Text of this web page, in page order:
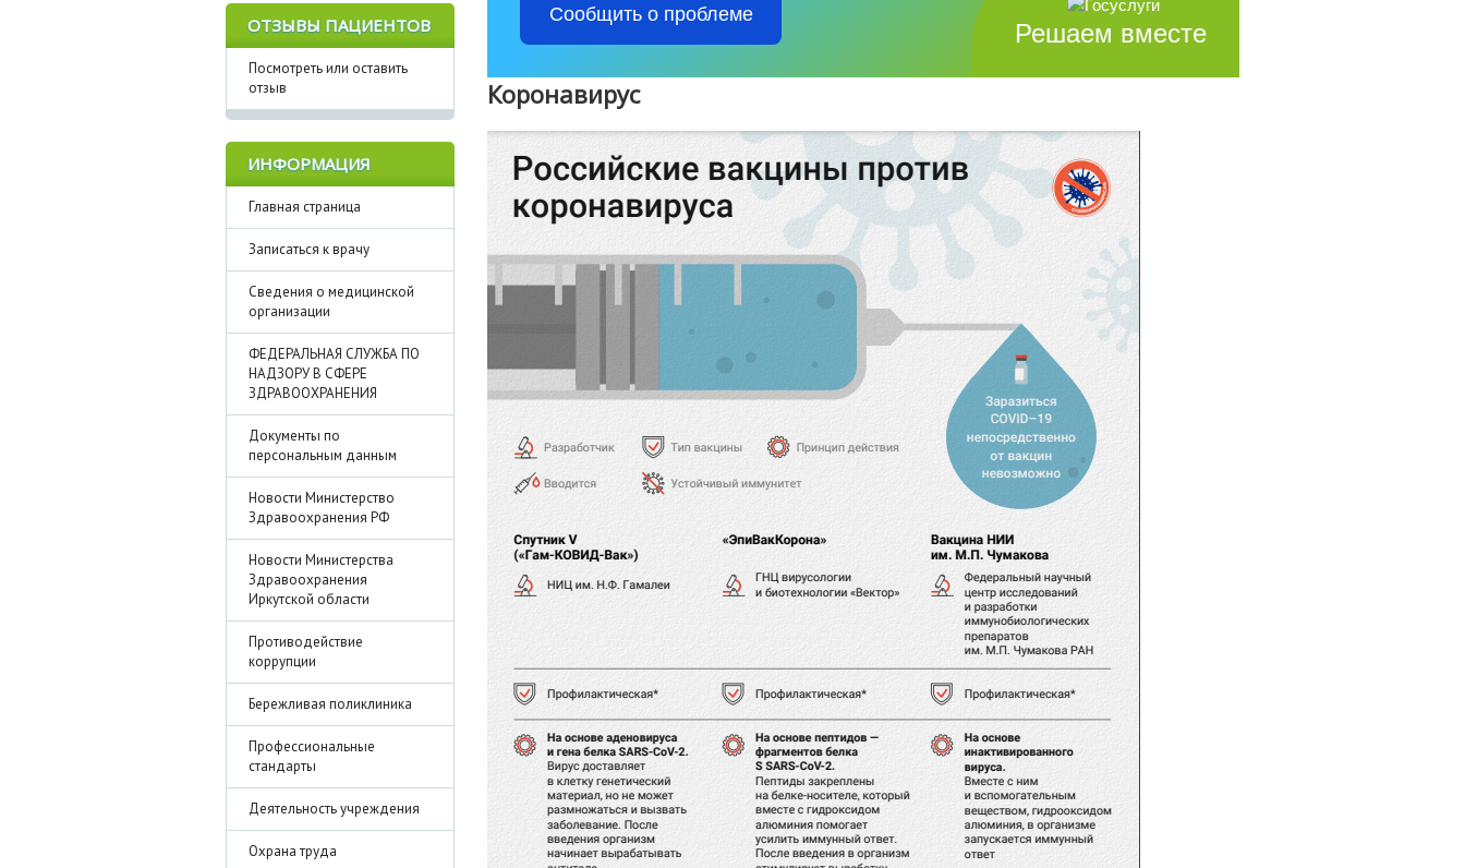
ОТЗЫВЫ ПАЦИЕНТОВ
Посмотреть или оставить
отзыв
ИНФОРМАЦИЯ
Главная страница
Записаться к врачу
Сведения о медицинской
организации
ФЕДЕРАЛЬНАЯ СЛУЖБА ПО
НАДЗОРУ В СФЕРЕ
ЗДРАВООХРАНЕНИЯ
Документы по
персональным данным
Новости Министерство
Здравоохранения РФ
Новости Министерства
Здравоохранения
Иркутской области
Противодействие
коррупции
Бережливая поликлиника
Профессиональные
стандарты
Деятельность учреждения
Охрана труда
Решаем вместе
Сообщить о проблеме
Коронавирус